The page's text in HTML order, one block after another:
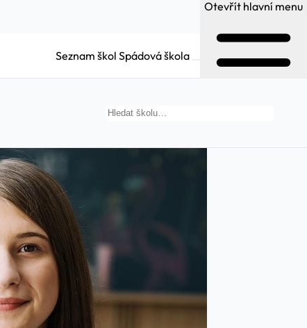
Seznam škol Spádová škola
Otevřít hlavní menu